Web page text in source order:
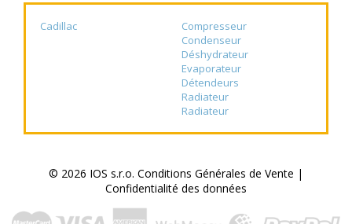
Cadillac
Compresseur
Condenseur
Déshydrateur
Evaporateur
Détendeurs
Radiateur
Radiateur
© 2026 IOS s.r.o. Conditions Générales de Vente |
Confidentialité des données